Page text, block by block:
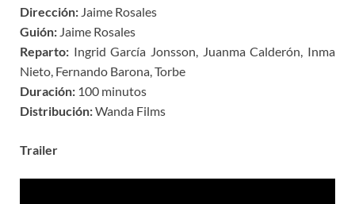
Dirección: Jaime Rosales
Guión: Jaime Rosales
Reparto: Ingrid García Jonsson, Juanma Calderón, Inma
Nieto, Fernando Barona, Torbe
Duración: 100 minutos
Distribución:Wanda Films
Trailer